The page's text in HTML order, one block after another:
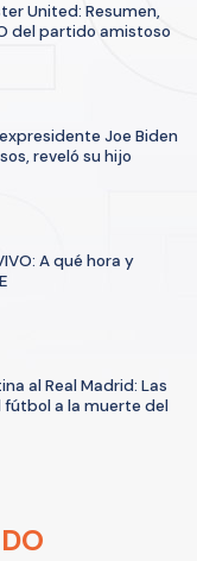
United: Resumen,
del partido amistoso
Joe Biden
reveló su hijo
A qué hora y
al Real Madrid: Las
a la muerte del